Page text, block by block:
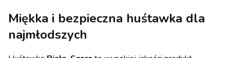
Miękka i bezpieczna huśtawka dla
najmłodszych